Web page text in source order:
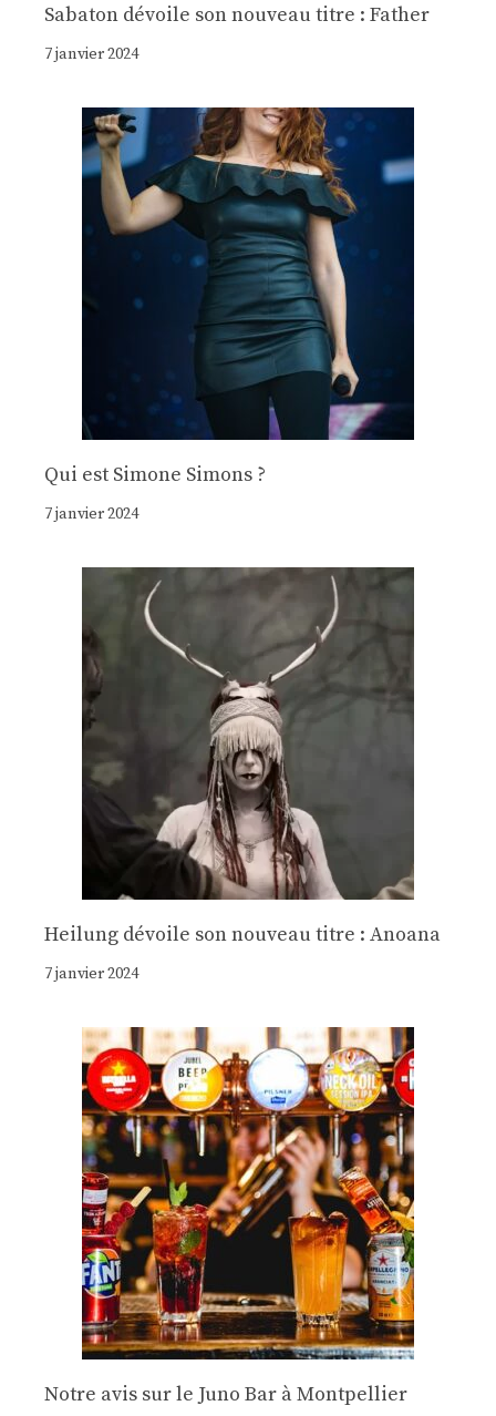
Sabaton dévoile son nouveau titre : Father
7 janvier 2024
Qui est Simone Simons ?
7 janvier 2024
Heilung dévoile son nouveau titre : Anoana
7 janvier 2024
Notre avis sur le Juno Bar à Montpellier